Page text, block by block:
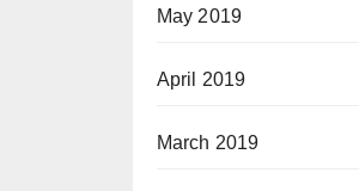
May 2019
April 2019
March 2019